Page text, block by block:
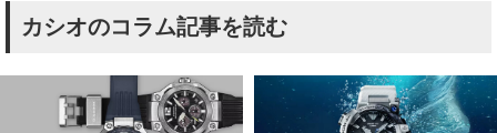
カシオのコラム記事を読む